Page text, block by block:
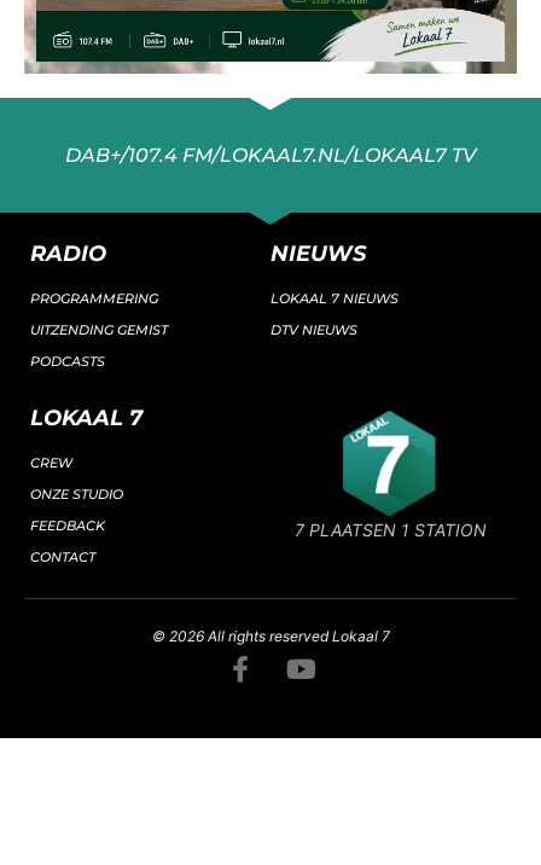
DAB+/107.4 FM/LOKAAL7.NL/LOKAAL7 TV
RADIO
PROGRAMMERING
UITZENDING GEMIST
PODCASTS
NIEUWS
LOKAAL 7 NIEUWS
DTV NIEUWS
LOKAAL 7
CREW
ONZE STUDIO
FEEDBACK
CONTACT
7 PLAATSEN 1 STATION
© 2026 All rights reserved Lokaal 7